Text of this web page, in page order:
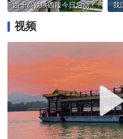
西十高铁陕西段今日启动试运行
视频